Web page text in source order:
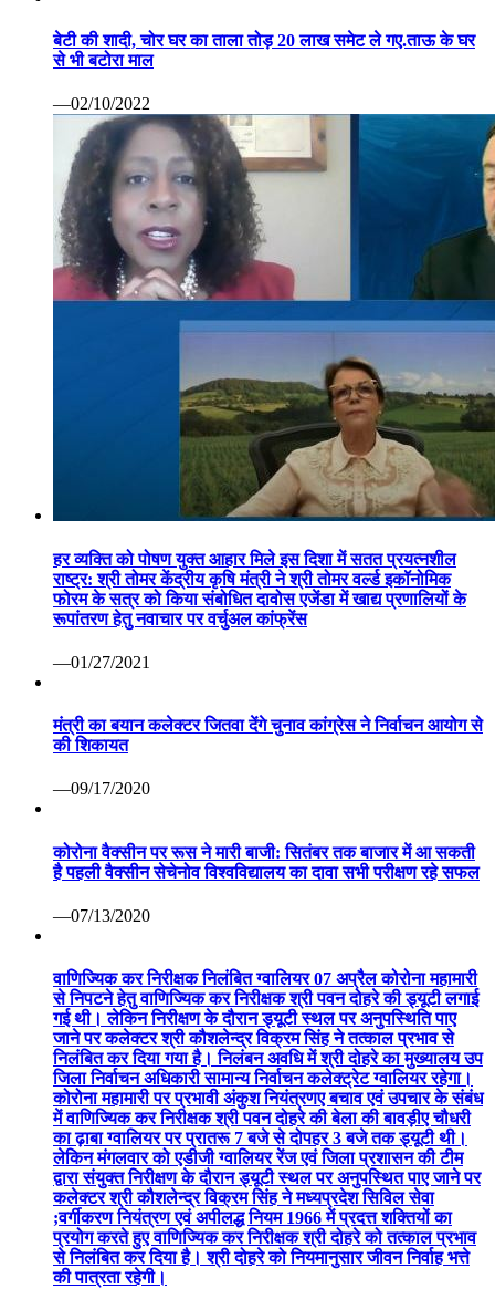
बेटी की शादी, चोर घर का ताला तोड़ 20 लाख समेट ले गए.ताऊ के घर
से भी बटोरा माल
—02/10/2022
हर व्यक्ति को पोषण युक्त आहार मिले इस दिशा में सतत प्रयत्नशील
राष्ट्र: श्री तोमर केंद्रीय कृषि मंत्री ने श्री तोमर वर्ल्ड इकॉनोमिक
फोरम के सत्र को किया संबोधित दावोस एजेंडा में खाद्य प्रणालियों के
रूपांतरण हेतु नवाचार पर वर्चुअल कांफ्रेंस
—01/27/2021
मंत्री का बयान कलेक्टर जितवा देंगे चुनाव कांग्रेस ने निर्वाचन आयोग से
की शिकायत
—09/17/2020
कोरोना वैक्सीन पर रूस ने मारी बाजी: सितंबर तक बाजार में आ सकती
है पहली वैक्सीन सेचेनोव विश्वविद्यालय का दावा सभी परीक्षण रहे सफल
—07/13/2020
वाणिज्यिक कर निरीक्षक निलंबित ग्वालियर 07 अप्रैल कोरोना महामारी
से निपटने हेतु वाणिज्यिक कर निरीक्षक श्री पवन दोहरे की ड्यूटी लगाई
गई थी। लेकिन निरीक्षण के दौरान ड्यूटी स्थल पर अनुपस्थिति पाए
जाने पर कलेक्टर श्री कौशलेन्द्र विक्रम सिंह ने तत्काल प्रभाव से
निलंबित कर दिया गया है। निलंबन अवधि में श्री दोहरे का मुख्यालय उप
जिला निर्वाचन अधिकारी सामान्य निर्वाचन कलेक्ट्रेट ग्वालियर रहेगा।
कोरोना महामारी पर प्रभावी अंकुश नियंत्रणए बचाव एवं उपचार के संबंध
में वाणिज्यिक कर निरीक्षक श्री पवन दोहरे की बेला की बावड़ीए चौधरी
का ढ़ाबा ग्वालियर पर प्रातरू 7 बजे से दोपहर 3 बजे तक ड्यूटी थी।
लेकिन मंगलवार को एडीजी ग्वालियर रेंज एवं जिला प्रशासन की टीम
द्वारा संयुक्त निरीक्षण के दौरान ड्यूटी स्थल पर अनुपस्थित पाए जाने पर
कलेक्टर श्री कौशलेन्द्र विक्रम सिंह ने मध्यप्रदेश सिविल सेवा
;वर्गीकरण नियंत्रण एवं अपीलद्ध नियम 1966 में प्रदत्त शक्तियों का
प्रयोग करते हुए वाणिज्यिक कर निरीक्षक श्री दोहरे को तत्काल प्रभाव
से निलंबित कर दिया है। श्री दोहरे को नियमानुसार जीवन निर्वाह भत्ते
की पात्रता रहेगी।